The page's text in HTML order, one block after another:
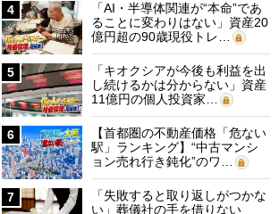
4
「AI・半導体関連が“本命”であ
ることに変わりはない」資産20
億円超の90歳現役トレ…
5
「キオクシアが今後も利益を出
し続けるかは分からない」資産
11億円の個人投資家…
6
【首都圏の不動産価格「危ない
駅」ランキング】“中古マンシ
ョン売れ行き鈍化”のワ…
7
「失敗すると取り返しがつかな
い」葬儀社の手を借りない